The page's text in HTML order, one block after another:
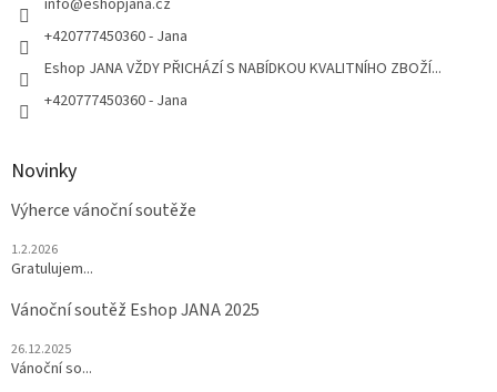
+420777450360 - Jana
Eshop JANA VŽDY PŘICHÁZÍ S NABÍDKOU KVALITNÍHO ZBOŽÍ...
+420777450360 - Jana
Novinky
Výherce vánoční soutěže
1.2.2026
Gratulujem...
Vánoční soutěž Eshop JANA 2025
26.12.2025
Vánoční so...